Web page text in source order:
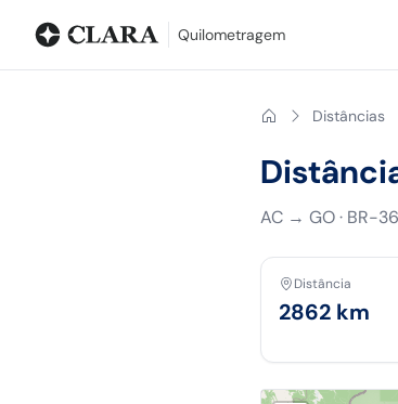
Quilometragem
Distâncias
AC → GO· BR-
Distância
2862 km